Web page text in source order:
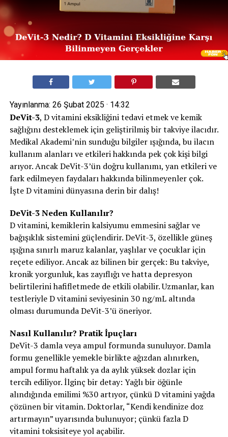
Yayınlanma: 26 Şubat 2025 · 14:32
DeVit-3, D vitamini eksikliğini tedavi etmek ve kemik
sağlığını desteklemek için geliştirilmiş bir takviye ilacıdır.
Medikal Akademi’nin sunduğu bilgiler ışığında, bu ilacın
kullanım alanları ve etkileri hakkında pek çok kişi bilgi
arıyor. Ancak DeVit-3’ün doğru kullanımı, yan etkileri ve
fark edilmeyen faydaları hakkında bilinmeyenler çok.
İşte D vitamini dünyasına derin bir dalış!
DeVit-3 Neden Kullanılır?
D vitamini, kemiklerin kalsiyumu emmesini sağlar ve
bağışıklık sistemini güçlendirir. DeVit-3, özellikle güneş
ışığına sınırlı maruz kalanlar, yaşlılar ve çocuklar için
reçete ediliyor. Ancak az bilinen bir gerçek: Bu takviye,
kronik yorgunluk, kas zayıflığı ve hatta depresyon
belirtilerini hafifletmede de etkili olabilir. Uzmanlar, kan
testleriyle D vitamini seviyesinin 30 ng/mL altında
olması durumunda DeVit-3’ü öneriyor.
Nasıl Kullanılır? Pratik İpuçları
DeVit-3 damla veya ampul formunda sunuluyor. Damla
formu genellikle yemekle birlikte ağızdan alınırken,
ampul formu haftalık ya da aylık yüksek dozlar için
tercih ediliyor. İlginç bir detay: Yağlı bir öğünle
alındığında emilimi %30 artıyor, çünkü D vitamini yağda
çözünen bir vitamin. Doktorlar, “Kendi kendinize doz
artırmayın” uyarısında bulunuyor; çünkü fazla D
vitamini toksisiteye yol açabilir.